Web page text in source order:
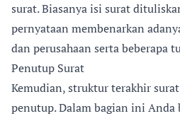
surat. Biasanya isi surat
pernyataan membenarkan
dan perusahaan serta beberapa
Penutup Surat
Kemudian, struktur terakhir
penutup. Dalam bagian ini Anda